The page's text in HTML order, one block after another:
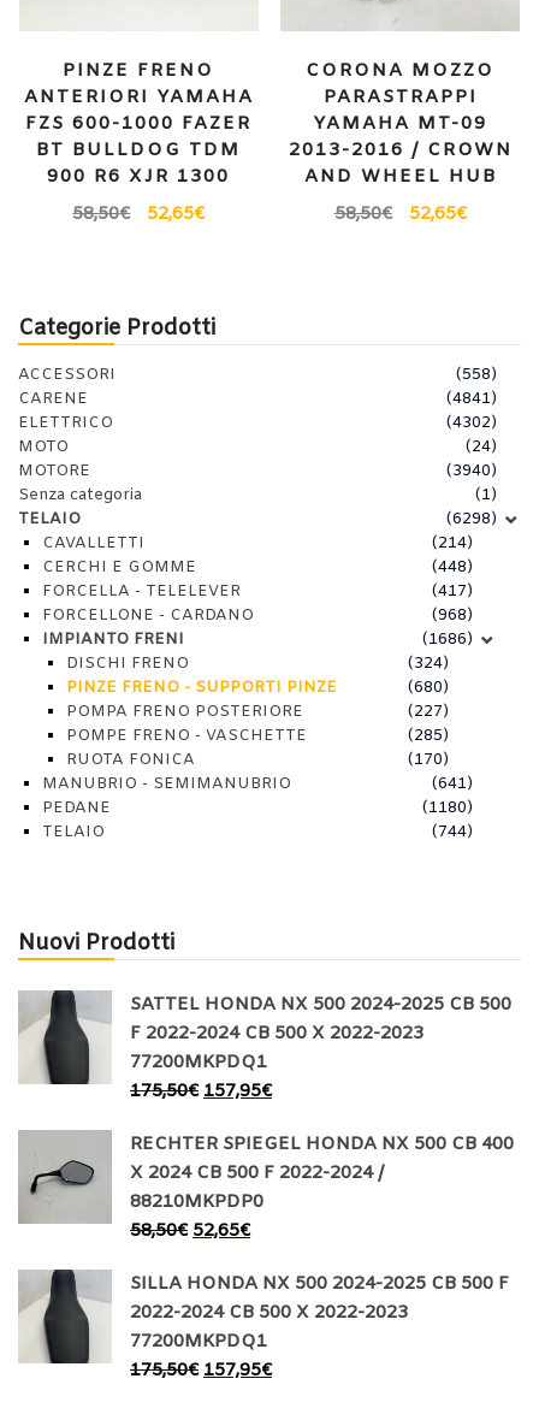
PINZE FRENO
ANTERIORI YAMAHA
FZS 600-1000 FAZER
BT BULLDOG TDM
900 R6 XJR 1300
58,50€ 52,65€
CORONA MOZZO
PARASTRAPPI
YAMAHA MT-09
2013-2016 / CROWN
AND WHEEL HUB
58,50€ 52,65€
Categorie Prodotti
ACCESSORI
(558)
CARENE
(4841)
ELETTRICO
(4302)
MOTO
(24)
MOTORE
(3940)
Senza categoria
(1)
TELAIO
(6298)
CAVALLETTI
(214)
CERCHI E GOMME
(448)
FORCELLA - TELELEVER
(417)
FORCELLONE - CARDANO
(968)
IMPIANTO FRENI
(1686)
DISCHI FRENO
(324)
PINZE FRENO - SUPPORTI PINZE
(680)
POMPA FRENO POSTERIORE
(227)
POMPE FRENO - VASCHETTE
(285)
RUOTA FONICA
(170)
MANUBRIO - SEMIMANUBRIO
(641)
PEDANE
(1180)
TELAIO
(744)
Nuovi Prodotti
SATTEL HONDA NX 500 2024-2025 CB 500
F 2022-2024 CB 500 X 2022-2023
77200MKPDQ1
175,50€ 157,95€
RECHTER SPIEGEL HONDA NX 500 CB 400
X 2024 CB 500 F 2022-2024 /
88210MKPDP0
58,50€ 52,65€
SILLA HONDA NX 500 2024-2025 CB 500 F
2022-2024 CB 500 X 2022-2023
77200MKPDQ1
175,50€ 157,95€